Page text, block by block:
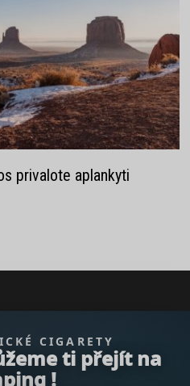
privalote aplankyti
CIGARETY
ti přejít na
!